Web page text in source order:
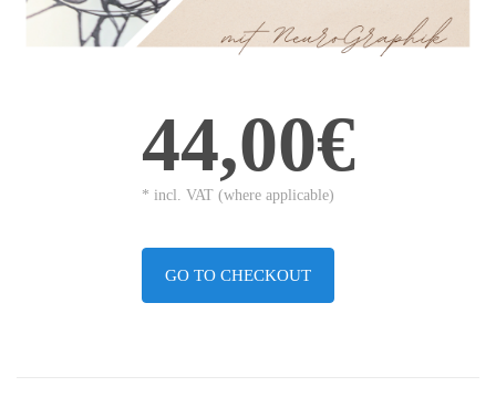
44,00€
* incl. VAT (where applicable)
GO TO CHECKOUT